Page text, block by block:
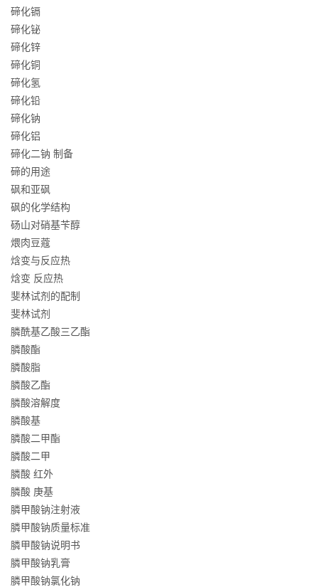
碲化镉
碲化铋
碲化锌
碲化铜
碲化氢
碲化铅
碲化钠
碲化铝
碲化二钠 制备
碲的用途
砜和亚砜
砜的化学结构
砀山对硝基苄醇
煨肉豆蔻
焓变与反应热
焓变 反应热
斐林试剂的配制
斐林试剂
膦酰基乙酸三乙酯
膦酸酯
膦酸脂
膦酸乙酯
膦酸溶解度
膦酸基
膦酸二甲酯
膦酸二甲
膦酸 红外
膦酸 庚基
膦甲酸钠注射液
膦甲酸钠质量标准
膦甲酸钠说明书
膦甲酸钠乳膏
膦甲酸钠氯化钠